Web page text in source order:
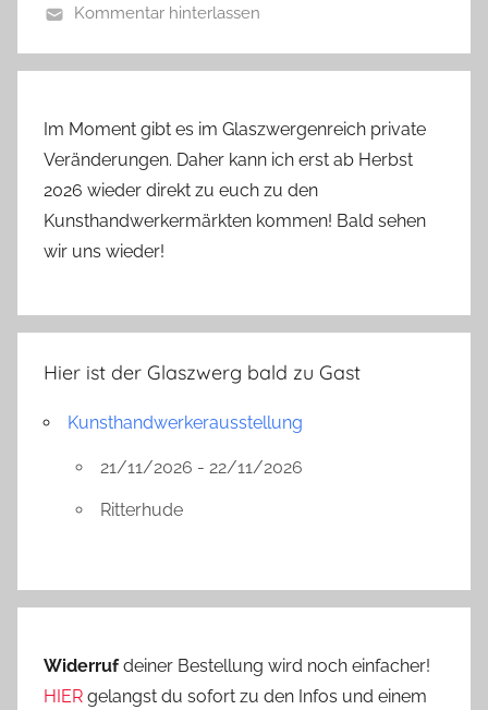
Kommentar hinterlassen
Im Moment gibt es im Glaszwergenreich private
Veränderungen. Daher kann ich erst ab Herbst
2026 wieder direkt zu euch zu den
Kunsthandwerkermärkten kommen! Bald sehen
wir uns wieder!
Hier ist der Glaszwerg bald zu Gast
Kunsthandwerkerausstellung
21/11/2026 - 22/11/2026
Ritterhude
Widerrufdeiner Bestellung wird noch einfacher!
HIER gelangst du sofort zu den Infos und einem